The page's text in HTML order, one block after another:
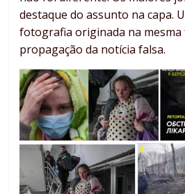
destaque do assunto na capa.
fotografia originada na mesma
propagação da notícia falsa.